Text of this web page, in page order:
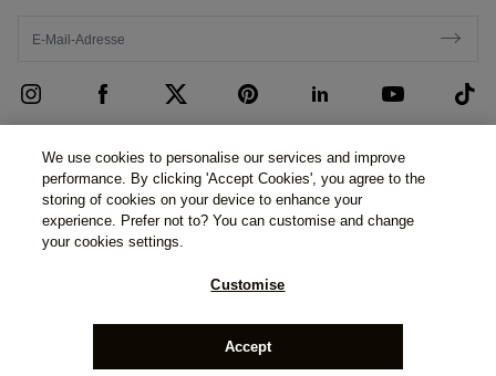
KUNDENSERVICE
Kontaktieren Sie uns
Termin vereinbaren
Allgemeine Geschäftsbedingungen zur Finanzierung
ÜBER UNS
Unsere Geschichte
AGB & DATENSCHUTZ
©2026 77 Diamonds GmbH -Schumannstraße 27. 60325
Handelsregisternummer: HR B 115026 (Amtsgericht
We use cookies to personalise our services and improve
performance. By clicking 'Accept Cookies', you agree to the
storing of cookies on your device to enhance your
experience. Prefer not to? You can customise and change
your cookies settings.
Customise
Accept